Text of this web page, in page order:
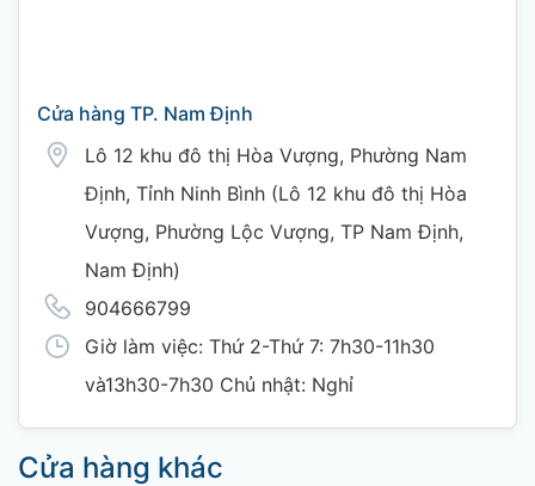
Cửa hàng TP. Nam Định
Lô 12 khu đô thị Hòa Vượng, Phường Nam
Định, Tỉnh Ninh Bình (Lô 12 khu đô thị Hòa
Vượng, Phường Lộc Vượng, TP Nam Định,
Nam Định)
904666799
Giờ làm việc: Thứ 2-Thứ 7: 7h30-11h30
và13h30-7h30 Chủ nhật: Nghỉ
Cửa hàng khác